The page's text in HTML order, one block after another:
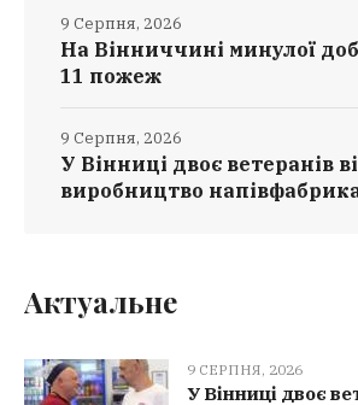
На Вінниччині минулої
11 пожеж
9 Серпня, 2026
У Вінниці двоє ветеранів
виробництво
9 Серпня, 2026
Актуальне
9 СЕРПНЯ, 2026
У Вінниці двоє